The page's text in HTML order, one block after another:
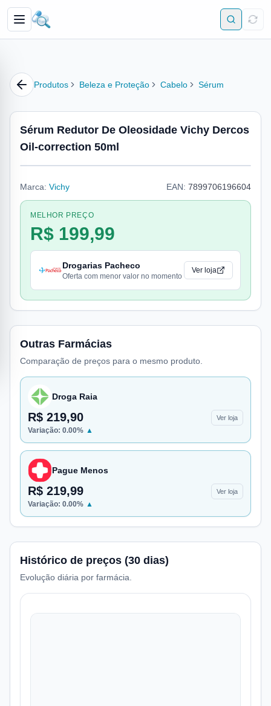
Produtos Beleza e Proteção Cabelo Sérum
Sérum Redutor De Oleosidade Vichy Dercos
Oil-correction 50ml
Marca: Vichy EAN: 7899706196604
MELHOR PREÇO
R$ 199,99
Drogarias Pacheco
Oferta com menor valor no momento
Ver loja
Outras Farmácias
Comparação de preços para o mesmo produto.
Droga Raia
R$ 219,90 Ver loja
Variação: 0.00% ▲
Pague Menos
R$ 219,99 Ver loja
Variação: 0.00% ▲
Histórico de preços (30 dias)
Evolução diária por farmácia.